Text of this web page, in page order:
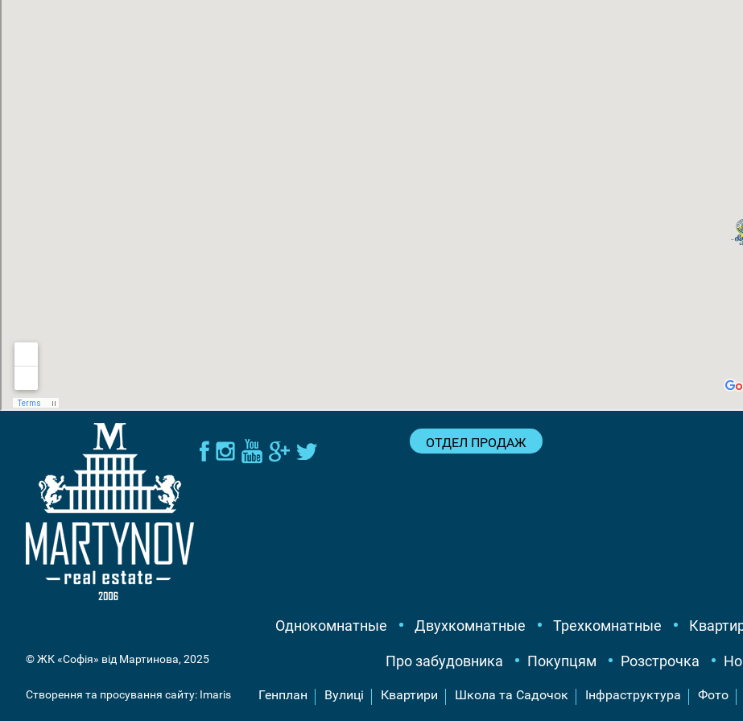
ОТДЕЛ ПРОДАЖ
Однокомнатные Двухкомнатные Трехкомнатные
© ЖК «Софія» від Мартинова, 2025 Про забудовника Покупцям Розстрочка
Створення та просування сайту: Imaris Генплан Вулиці Квартири Школа та Садочок Інфраструктура Фото